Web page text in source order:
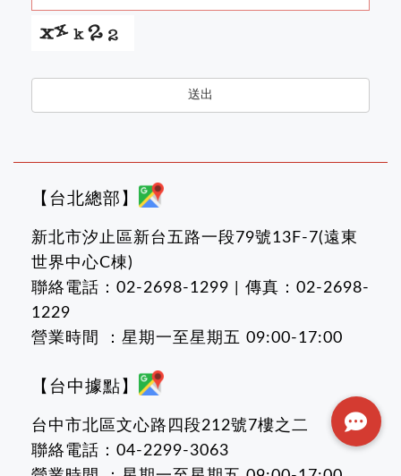
送出
【台北總部】
新北市汐止區新台五路一段79號13F-7(遠東
世界中心C棟)
聯絡電話：02-2698-1299 | 傳真：02-2698-
1229
營業時間 ：星期一至星期五 09:00-17:00
【台中據點】
台中市北區文心路四段212號7樓之二
聯絡電話：04-2299-3063